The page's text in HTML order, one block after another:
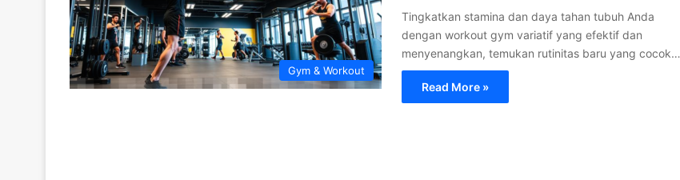
Gym & Workout
Tingkatkan stamina dan daya tahan tubuh Anda
dengan workout gym variatif yang efektif dan
menyenangkan, temukan rutinitas baru yang cocok…
Read More »